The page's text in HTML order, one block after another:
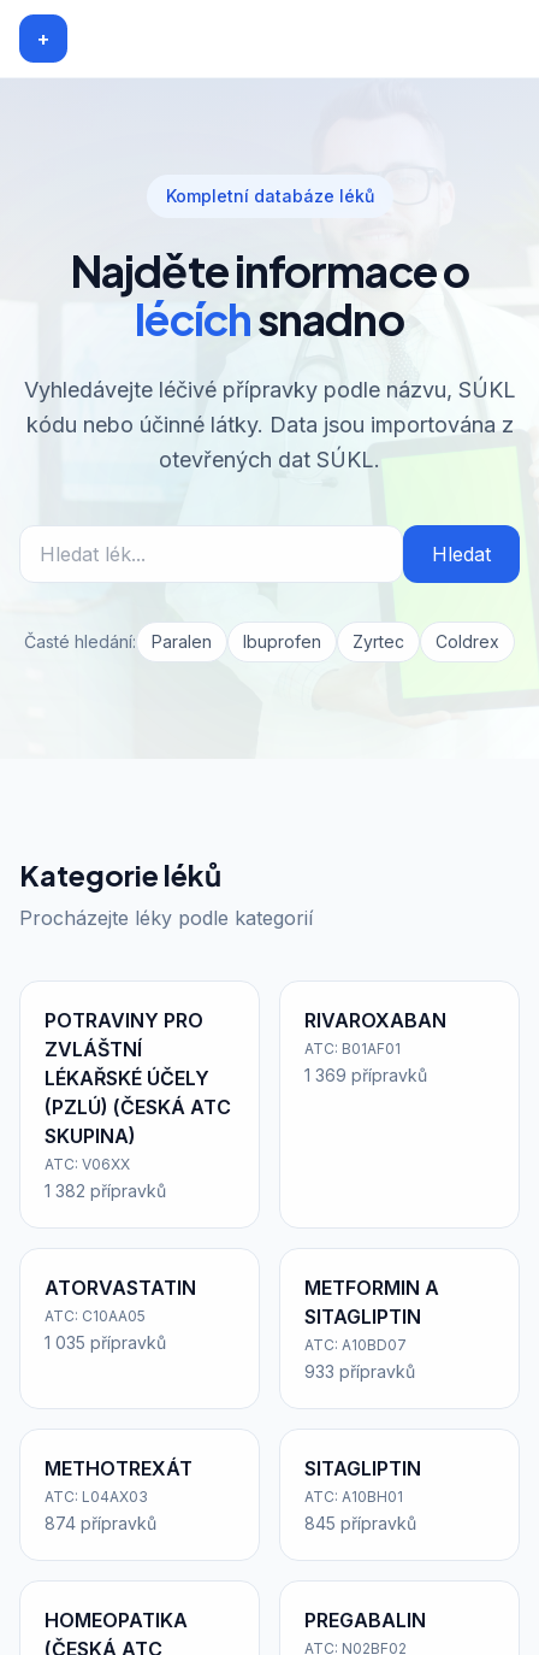
+
Kompletní databáze léků
Najděte informace o
lécíchsnadno
Vyhledávejte léčivé přípravky podle názvu, SÚKL
kódu nebo účinné látky. Data jsou importována z
otevřených dat SÚKL.
Hledat
Časté hledání: Paralen Ibuprofen Zyrtec Coldrex
Kategorie léků
Procházejte léky podle kategorií
POTRAVINY PRO
ZVLÁŠTNÍ
LÉKAŘSKÉ ÚČELY
(PZLÚ) (ČESKÁ ATC
SKUPINA)
ATC: V06XX
1 382 přípravků
RIVAROXABAN
ATC: B01AF01
1 369 přípravků
ATORVASTATIN
ATC: C10AA05
1 035 přípravků
METFORMIN A
SITAGLIPTIN
ATC: A10BD07
933 přípravků
METHOTREXÁT
ATC: L04AX03
874 přípravků
SITAGLIPTIN
ATC: A10BH01
845 přípravků
HOMEOPATIKA
(ČESKÁ ATC
PREGABALIN
ATC: N02BF02